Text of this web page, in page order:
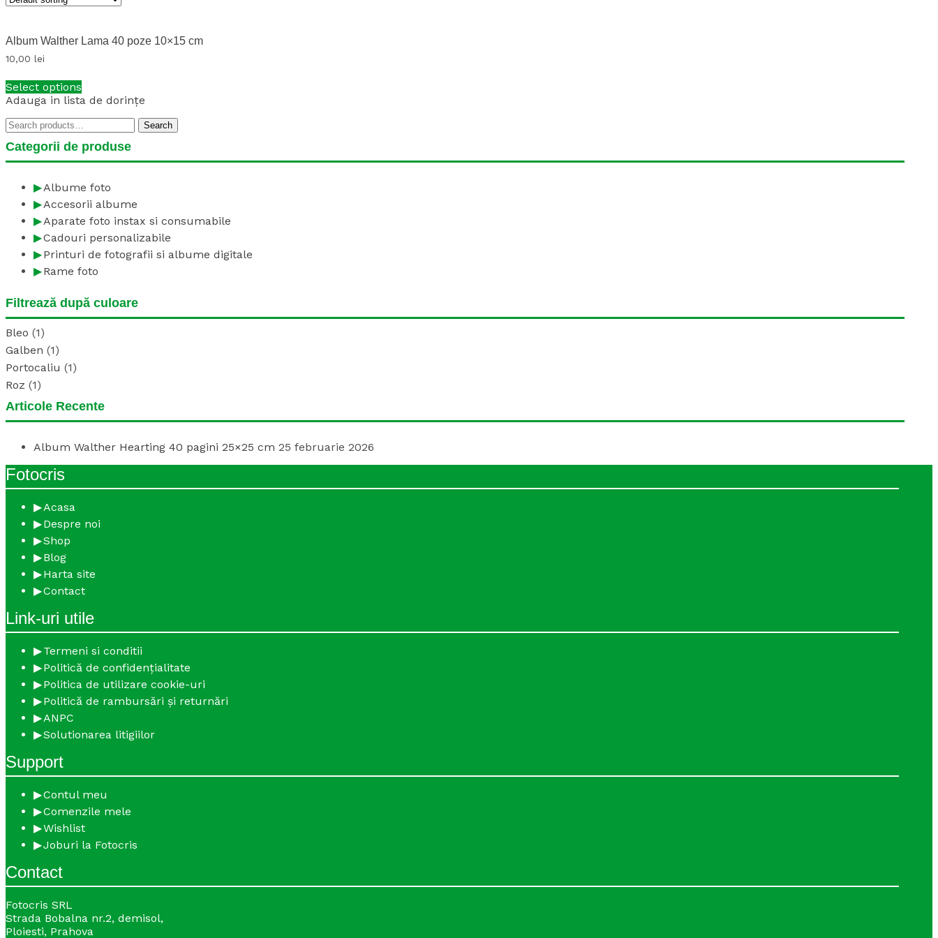
Album Walther Lama 40 poze 10×15 cm
10,00 lei
Select options
Adauga in lista de dorințe
Search
Search
Categorii de produse
Albume foto
Accesorii albume
Aparate foto instax si consumabile
Cadouri personalizabile
Printuri de fotografii si albume digitale
Rame foto
Filtrează după culoare
Bleo (1)
Galben (1)
Portocaliu (1)
Roz (1)
Articole Recente
Album Walther Hearting 40 pagini 25×25 cm 25 februarie 2026
Fotocris
Acasa
Despre noi
Shop
Blog
Harta site
Contact
Link-uri utile
Termeni si conditii
Politică de confidențialitate
Politica de utilizare cookie-uri
Politică de rambursări și returnări
ANPC
Solutionarea litigiilor
Support
Contul meu
Comenzile mele
Wishlist
Joburi la Fotocris
Contact
Fotocris SRL
Strada Bobalna nr.2, demisol,
Ploiesti, Prahova